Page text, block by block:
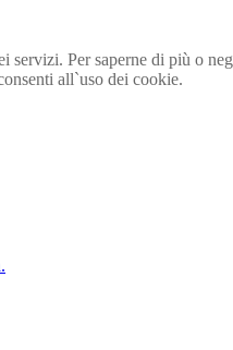
Per saperne di più o
all`uso dei cookie.